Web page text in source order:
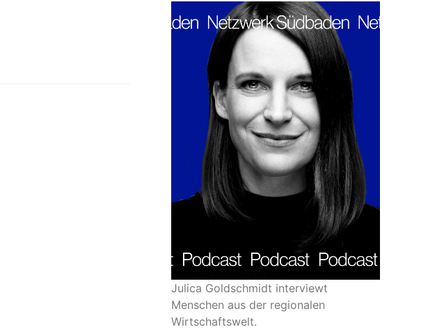
Julica Goldschmidt interviewt
Menschen aus der regionalen
Wirtschaftswelt.